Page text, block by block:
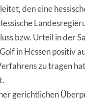
den eine
bzw. Urteil in der
in Hessen positiv
zu tragen
gerichtlichen